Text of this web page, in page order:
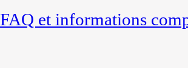
FAQ et informations